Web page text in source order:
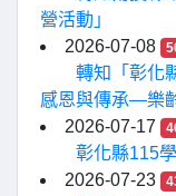
營活動」
2026-07-08
轉知「彰化
感恩與傳承—樂
2026-07-17
彰化縣115
2026-07-23